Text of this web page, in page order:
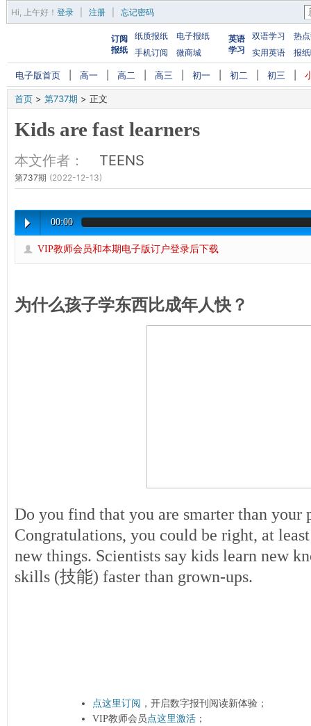
Hi, 上午好 ！ 登录 注册 忘记密码
订阅
报纸
纸质报纸
电子报纸
手机订阅
微商城
英语
学习
双语学习
热
实用英语
报
电子版首页 高一 高二 高三 初一 初二 初三
首页 > 第737期 > 正文
Kids are fast learners
本文作者： TEENS
第737期 (2022-12-13)
00:00
VIP教师会员和本期电子版订户登录后下载
为什么孩子学东西比成年人快？
Do you find that you are smarter than your
Congratulations, you could be right, at
new things. Scientists say kids learn new
skills (技能) faster than grown-ups.
点这里订阅 ，开启数字报刊阅读新体验；
VIP教师会员点这里激活 ；